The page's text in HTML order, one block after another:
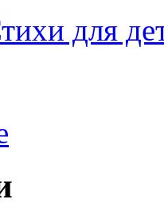
для